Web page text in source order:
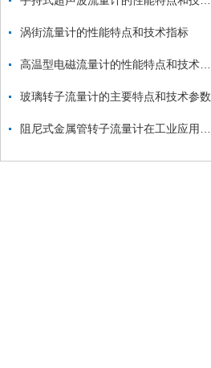
涡街流量计的性能特点和技术指标
玻璃转子流量计的主要特点和技术参数